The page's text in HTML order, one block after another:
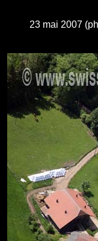
23 mai 2007